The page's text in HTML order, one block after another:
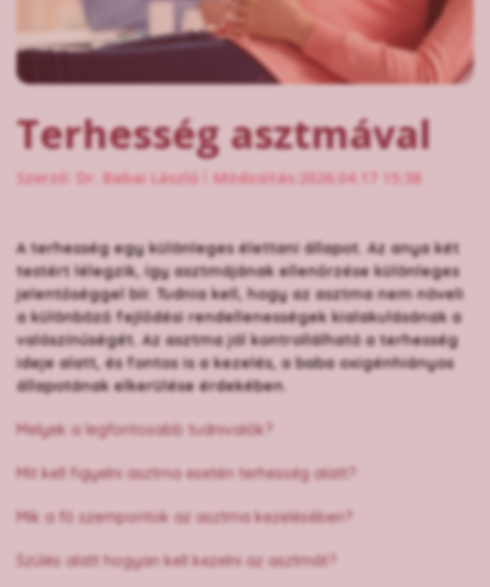
Terhesség asztmával
Szerző: Dr. Babai László Módosítás:2026.04.17 15:38
A terhesség egy különleges élettani állapot. Az anya két
testért lélegzik, így asztmájának ellenőrzése különleges
jelentőséggel bír. Tudnia kell, hogy az asztma nem növeli
a különböző fejlődési rendellenességek kialakulásának a
valószínűségét. Az asztma jól kontrollálható a terhesség
ideje alatt, és fontos is a kezelés, a baba oxigénhiányos
állapotának elkerülése érdekében.
Melyek a legfontosabb tudnivalók?
Mit kell figyelni asztma esetén terhesség alatt?
Mik a fő szempontok az asztma kezelésében?
Szülés alatt hogyan kell kezelni az asztmát?